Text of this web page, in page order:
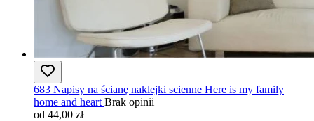
683 Napisy na ścianę naklejki scienne Here is my family
home and heart Brak opinii
od 44,00 zł